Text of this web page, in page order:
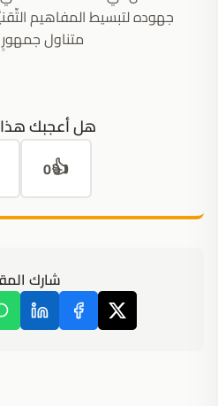
جهوده لتبسيط المفاهيم
متناول
هل أعجبك
👍
0
شارك